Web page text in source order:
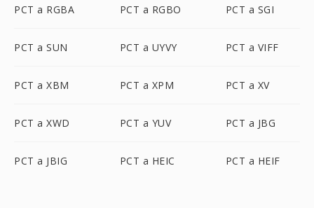
PCT a RGBA PCT a RGBO PCT a SGI
PCT a SUN PCT a UYVY PCT a VIFF
PCT a XBM PCT a XPM PCT a XV
PCT a XWD PCT a YUV PCT a JBG
PCT a JBIG PCT a HEIC PCT a HEIF